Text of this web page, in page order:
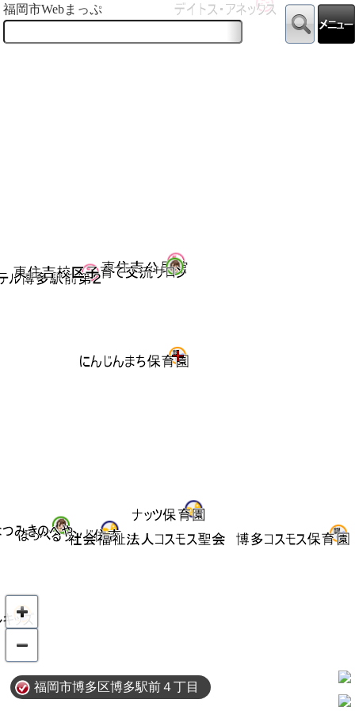
福岡市博多区博多駅前４丁目
福岡市Webまっぷ